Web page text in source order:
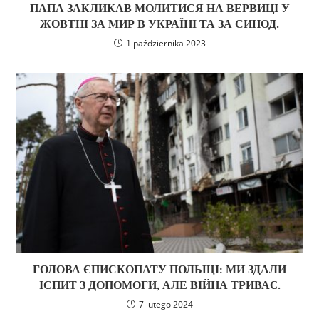
ПАПА ЗАКЛИКАВ МОЛИТИСЯ НА ВЕРВИЦІ У
ЖОВТНІ ЗА МИР В УКРАЇНІ ТА ЗА СИНОД.
1 października 2023
ГОЛОВА ЄПИСКОПАТУ ПОЛЬЩІ: МИ ЗДАЛИ
ІСПИТ З ДОПОМОГИ, АЛЕ ВІЙНА ТРИВАЄ.
7 lutego 2024